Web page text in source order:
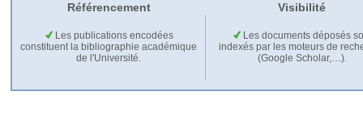
Référencement Visibilité
Les publications encodées
constituent la bibliographie académique
de l'Université.
Les documents déposés
indexés par les moteurs de
(Google Scholar,…).